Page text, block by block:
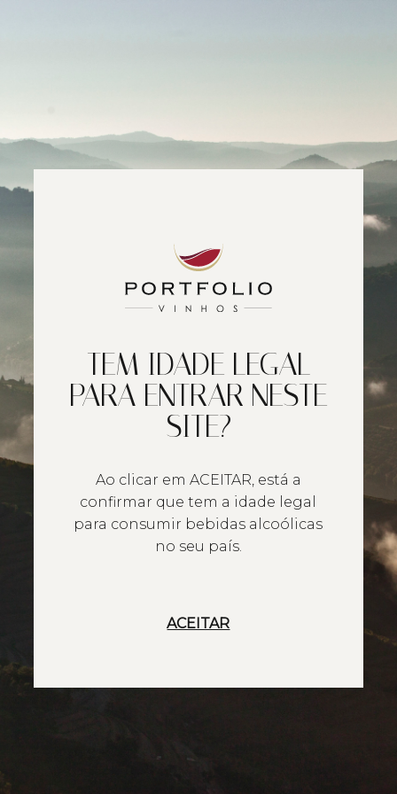
TEM IDADE LEGAL
PARA ENTRAR NESTE
SITE?
Ao clicar em ACEITAR, está a
confirmar que tem a idade legal
para consumir bebidas alcoólicas
no seu país.
ACEITAR